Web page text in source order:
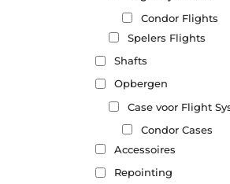
Condor Flights
Spelers Flights
Shafts
Opbergen
Case voor Flight
Condor Cases
Accessoires
Repointing